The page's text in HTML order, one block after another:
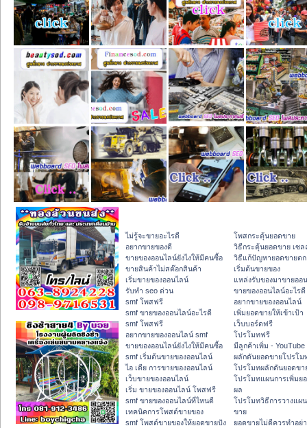
ไม่รู้จะขายอะไรดี
อยากขายของดี
ขายของออนไลน์ยังไงให้มีคนซื้อ
ขายสินค้าไม่สต๊อกสินค้า
เริ่มขายของออนไลน์
รับทำ seo ด่วน
smf โพสฟรี
smf ขายของออนไลน์อะไรดี
smf โพสฟรี
อยากขายของออนไลน์ smf
ขายของออนไลน์ยังไงให้มีคนซื้อ
smf เริ่มต้นขายของออนไลน์
ไอ เดีย การขายของออนไลน์
เว็บขายของออนไลน์
เริ่ม ขายของออนไลน์ โพสฟรี
smf ขายของออนไลน์ที่ไหนดี
เทคนิคการโพสต์ขายของ
smf โพสต์ขายของให้ยอดขายปัง
โพสกระตุ้นยอดขาย
วิธีกระตุ้นยอดขาย เซล
วิธีแก้ปัญหายอดขายตก
เริ่มต้นขายของ
แหล่งรับของมาขายออ
ขายของออนไลน์อะไรดี
อยากขายของออนไลน์
เพิ่มยอดขายให้เข้าเป้า
เว็บบอร์ดฟรี
โปรโมทฟรี
มีลูกค้าเพิ่ม - YouTube
ผลักดันยอดขายโปรโม
โปรโมทผลักดันยอดขา
โปรโมทแผนการเพิ่มย
ผล
โปรโมทวิธีการวางแผ
ขาย
ยอดขายไม่ดีควรทำอย่า